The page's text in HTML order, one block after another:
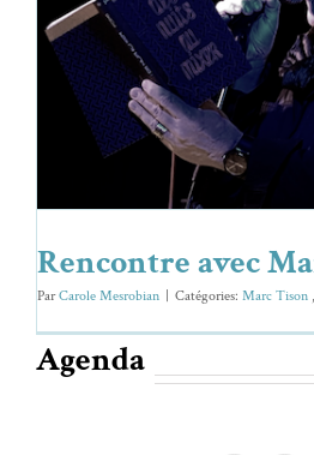
Rencontre avec
Marc Tison
Rencontre avec
ParCarole Mesrobian Caté­gories: Marc Tison ,
Agenda